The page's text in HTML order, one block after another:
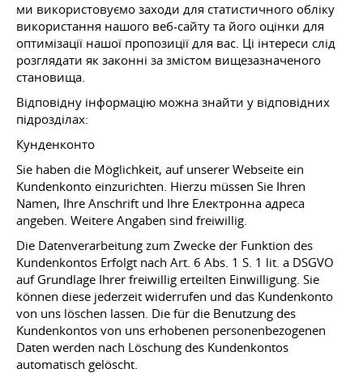
ми використовуємо заходи для статистичного обліку
використання нашого веб-сайту та його оцінки для
оптимізації нашої пропозиції для вас. Ці інтереси слід
розглядати як законні за змістом вищезазначеного
становища.
Відповідну інформацію можна знайти у відповідних
підрозділах:
Кунденконто
Sie haben die Möglichkeit, auf unserer Webseite ein
Kundenkonto einzurichten. Hierzu müssen Sie Ihren
Namen, Ihre Anschrift und Ihre Електронна адреса
angeben. Weitere Angaben sind freiwillig.
Die Datenverarbeitung zum Zwecke der Funktion des
Kundenkontos Erfolgt nach Art. 6 Abs. 1 S. 1 lit. a DSGVO
auf Grundlage Ihrer freiwillig erteilten Einwilligung. Sie
können diese jederzeit widerrufen und das Kundenkonto
von uns löschen lassen. Die für die Benutzung des
Kundenkontos von uns erhobenen personenbezogenen
Daten werden nach Löschung des Kundenkontos
automatisch gelöscht.